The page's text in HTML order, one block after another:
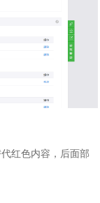
红色内容，后面部